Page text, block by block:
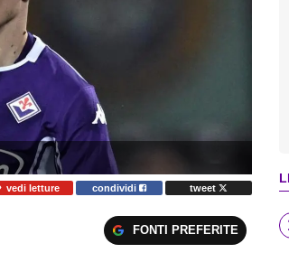
vedi letture condividi tweet
FONTI PREFERITE